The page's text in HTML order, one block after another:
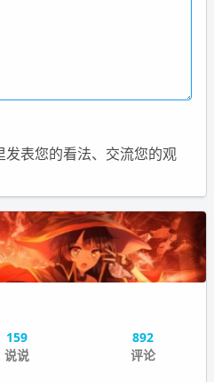
表您的看法、交流您的观
159
说说
892
评论